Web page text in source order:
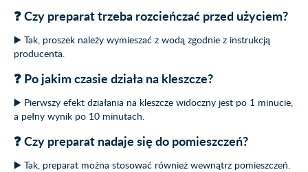
❓ Czy preparat trzeba rozcieńczać przed użyciem?
▶️ Tak, proszek należy wymieszać z wodą zgodnie z instrukcją
producenta.
❓ Po jakim czasie działa na kleszcze?
▶️ Pierwszy efekt działania na kleszcze widoczny jest po 1 minucie,
a pełny wynik po 10 minutach.
❓ Czy preparat nadaje się do pomieszczeń?
▶️ Tak, preparat można stosować również wewnątrz pomieszczeń.